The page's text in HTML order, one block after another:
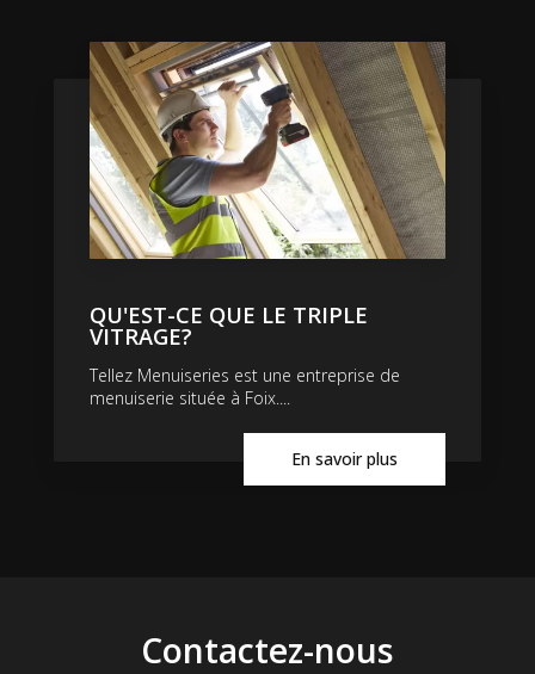
QU'EST-CE QUE LE TRIPLE
VITRAGE?
Tellez Menuiseries est une entreprise de
menuiserie située à Foix....
En savoir plus
Contactez-nous